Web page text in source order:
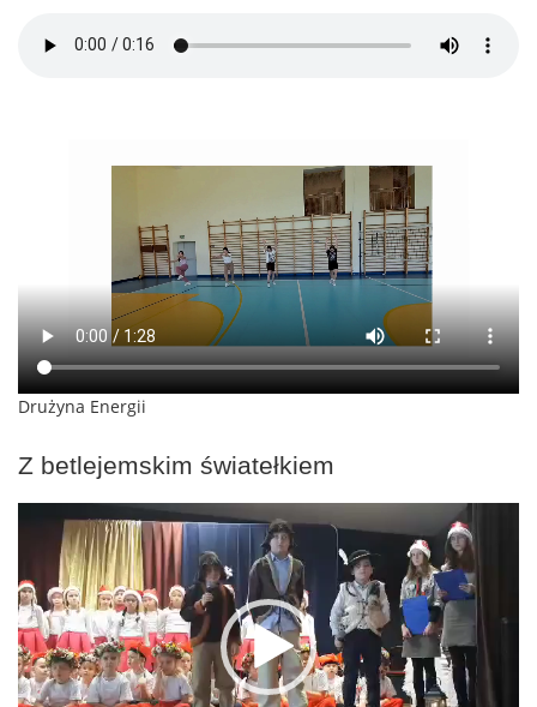
Drużyna Energii
Z betlejemskim światełkiem
Odtwarzacz